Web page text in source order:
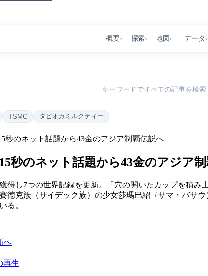
概要▾ 探索▾ 地図 ▾ データ ▾
キーワードですべての記事を検索
TSMC タピオカミルクティー
秒のネット話題から43金のアジア制覇伝説へ
秒のネット話題から43金のアジア
得し7つの世界記録を更新。「穴の開いたカップを積
德克族（サイデック族）の少女莎瑪巴紹（サマ・バサ
る。
へ
再生